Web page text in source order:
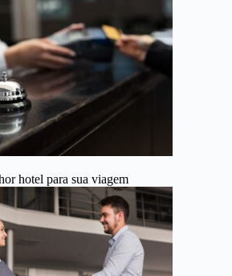
hotel para sua viagem